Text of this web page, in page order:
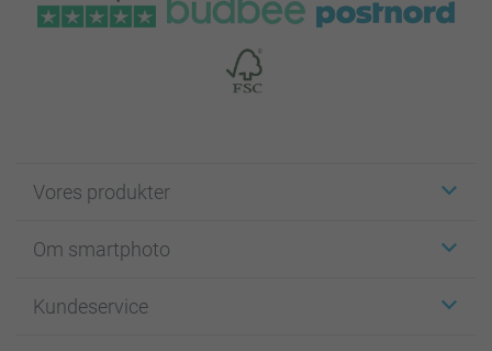
Vores produkter
Fotokort
Fotobøger
Om smartphoto
For affiliate
Kundeservice